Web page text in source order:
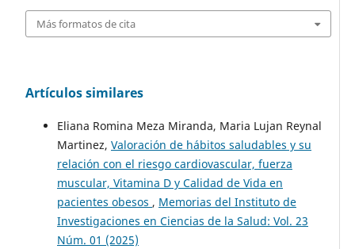
Más formatos de cita
Artículos similares
Eliana Romina Meza Miranda, Maria Lujan Reynal
Martinez, Valoración de hábitos saludables y su
relación con el riesgo cardiovascular, fuerza
muscular, Vitamina D y Calidad de Vida en
pacientes obesos , Memorias del Instituto de
Investigaciones en Ciencias de la Salud: Vol. 23
Núm. 01 (2025)